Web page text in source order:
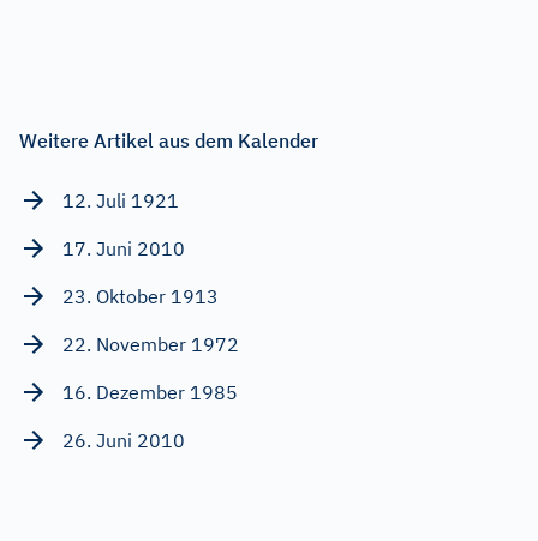
Weitere Artikel aus dem Kalender
12. Juli 1921
17. Juni 2010
23. Oktober 1913
22. November 1972
16. Dezember 1985
26. Juni 2010